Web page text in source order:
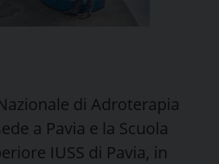
di Adroterapia
a Pavia e la Scuola
IUSS di Pavia, in